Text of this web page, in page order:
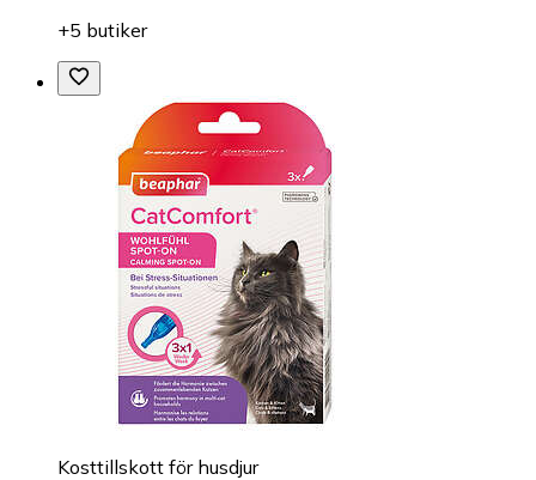
+5 butiker
Kosttillskott för husdjur